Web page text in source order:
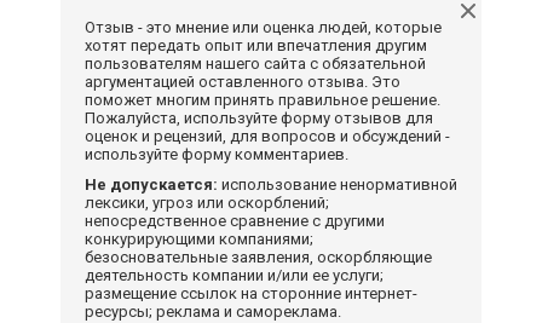
Отзыв - это мнение или оценка людей, которые
хотят передать опыт или впечатления другим
пользователям нашего сайта с обязательной
аргументацией оставленного отзыва. Это
поможет многим принять правильное решение.
Пожалуйста, используйте форму отзывов для
оценок и рецензий, для вопросов и обсуждений -
используйте форму комментариев.
Не допускается: использование ненормативной
лексики, угроз или оскорблений;
непосредственное сравнение с другими
конкурирующими компаниями;
безосновательные заявления, оскорбляющие
деятельность компании и/или ее услуги;
размещение ссылок на сторонние интернет-
ресурсы; реклама и самореклама.